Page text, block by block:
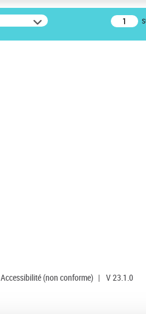
Accessibilité (non conforme) | V 23.1.0